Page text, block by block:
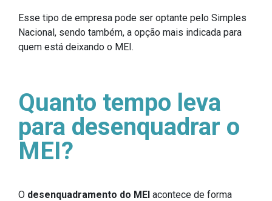
Esse tipo de empresa pode ser optante pelo Simples
Nacional, sendo também, a opção mais indicada para
quem está deixando o MEI.
Quanto tempo leva
para desenquadrar o
MEI?
O desenquadramento do MEI acontece de forma